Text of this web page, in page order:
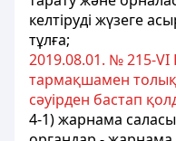
келтiрудi жүзеге
тұлға;
2019.08.01. № 215-VІ
тармақшамен
сәуірден бастап
4-1) жарнама